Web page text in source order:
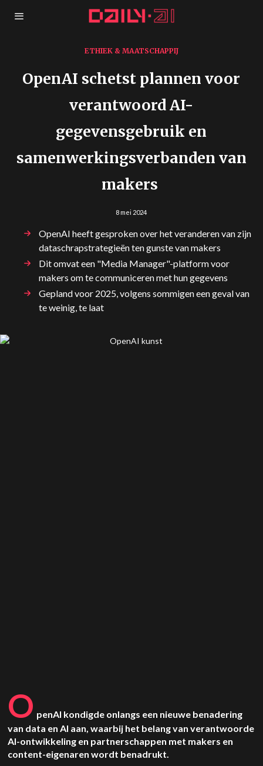
ETHIEK & MAATSCHAPPIJ
OpenAI schetst plannen voor
verantwoord AI-
gegevensgebruik en
samenwerkingsverbanden van
makers
8 mei 2024
OpenAI heeft gesproken over het veranderen van zijn
dataschrapstrategieën ten gunste van makers
Dit omvat een "Media Manager"-platform voor
makers om te communiceren met hun gegevens
Gepland voor 2025, volgens sommigen een geval van
te weinig, te laat
O penAI kondigde onlangs een nieuwe benadering
van data en AI aan, waarbij het belang van verantwoorde
AI-ontwikkeling en partnerschappen met makers en
content-eigenaren wordt benadrukt.